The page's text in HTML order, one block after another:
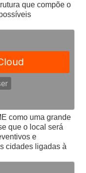
que compõe o
como uma grande
que o local será
e
cidades ligadas à